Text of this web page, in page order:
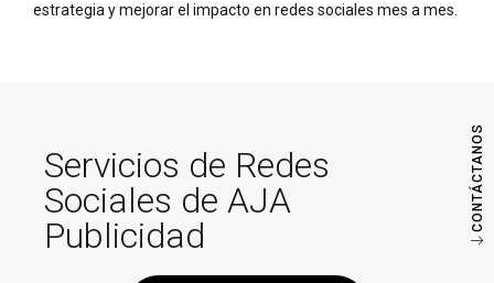
CONTÁCTANOS
estrategia y mejorar el impacto en redes sociales mes a mes.
Servicios de Redes
Sociales de AJA
Publicidad